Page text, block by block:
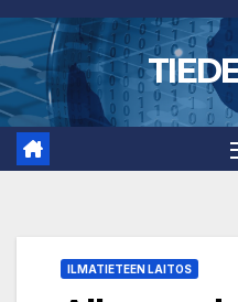
Skip
to
content
ILMATIETEEN LAITOS